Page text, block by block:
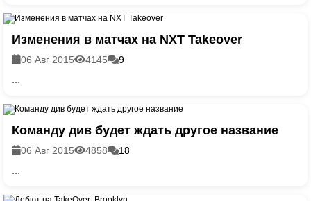
Изменения в матчах на NXT Takeover
06 Авг 2015 4145 9
...
Команду див будет ждать другое название
06 Авг 2015 4858 18
...